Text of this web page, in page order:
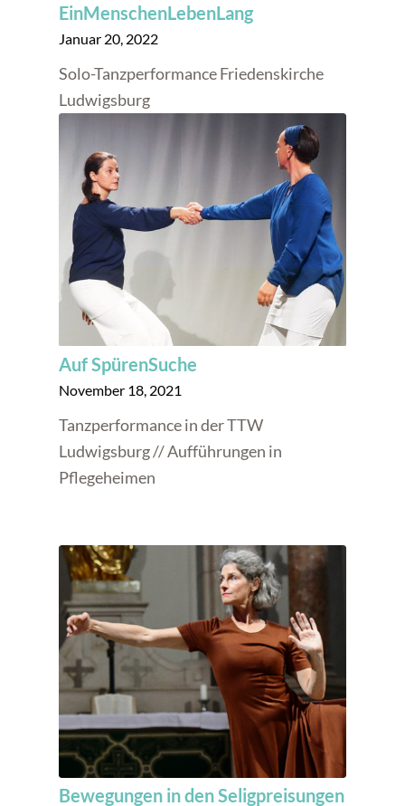
EinMenschenLebenLang
Januar 20, 2022
Solo-Tanzperformance Friedenskirche
Ludwigsburg
Auf SpürenSuche
November 18, 2021
Tanzperformance in der TTW
Ludwigsburg // Aufführungen in
Pflegeheimen
Bewegungen in den Seligpreisungen